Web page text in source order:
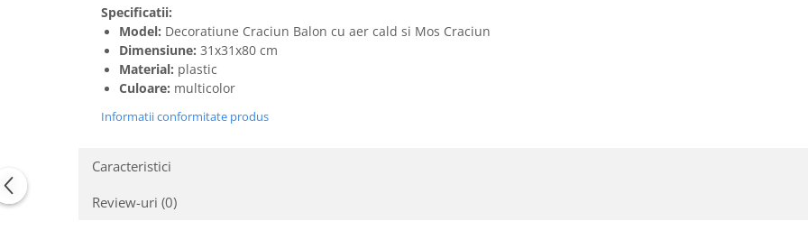
Specificatii:
Model: Decoratiune Craciun Balon cu aer cald si Mos Craciun
Dimensiune: 31x31x80 cm
Material: plastic
Culoare: multicolor
Informatii conformitate produs
Caracteristici
Review-uri (0)